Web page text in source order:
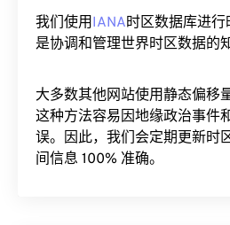
我们使用IANA时区数据库进
是协调和管理世界时区数据的
大多数其他网站使用静态偏移
这种方法容易因地缘政治事件
误。因此，我们会定期更新时
间信息 100% 准确。